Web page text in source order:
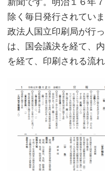
除く毎日発行されてい
政法人国立印刷局が行
は、国会議決を経て、
を経て、印刷される流